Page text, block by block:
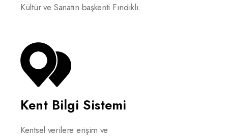
Kültür ve Sanatın başkenti Fındıklı.
Kent Bilgi Sistemi
Kentsel verilere erişim ve